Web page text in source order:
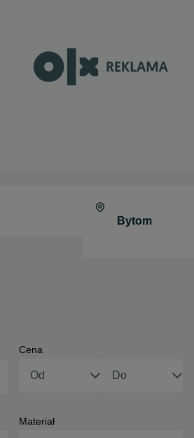
Cena
Materiał